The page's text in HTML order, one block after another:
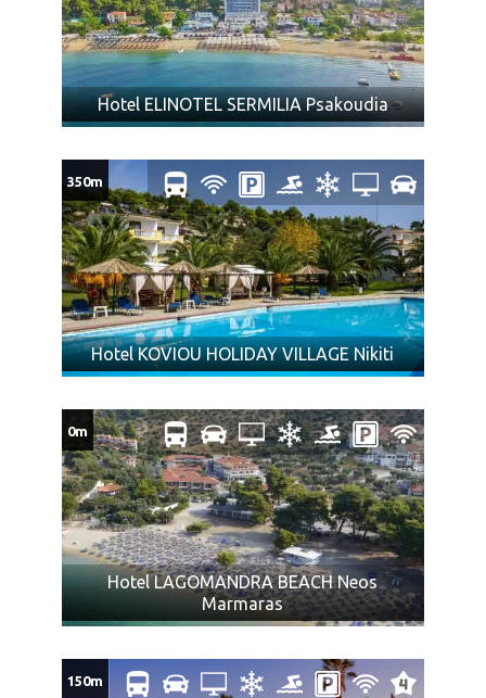
Hotel ELINOTEL SERMILIA Psakoudia
Hotel KOVIOU HOLIDAY VILLAGE Nikiti
350m
Hotel LAGOMANDRA BEACH Neos
Marmaras
0m
150m